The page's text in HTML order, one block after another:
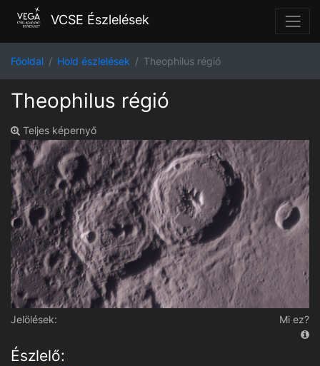
VCSE Észlelések
Főoldal Hold észlelések Theophilus régió
Theophilus régió
Teljes képernyő
Jelölések: Mi ez?
Észlelő: